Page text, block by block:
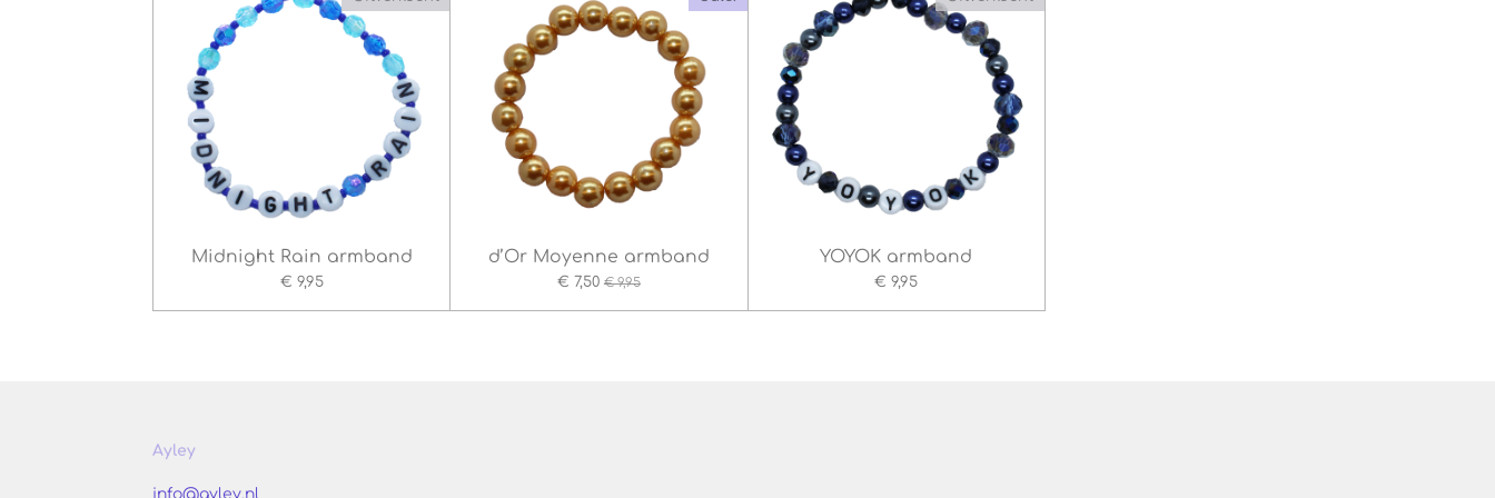
Midnight Rain armband
€ 9,95
d’Or Moyenne armband
€ 7,50 € 9,95
YOYOK armband
€ 9,95
Ayley
info@ayley.nl